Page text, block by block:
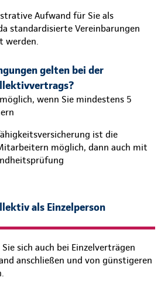
Aufwand für Sie als
standardisierte Vereinbarungen
werden.
gelten bei der
wenn Sie mindestens 5
ist die
möglich, dann auch mit
als Einzelperson
sich auch bei Einzelverträgen
anschließen und von günstigeren